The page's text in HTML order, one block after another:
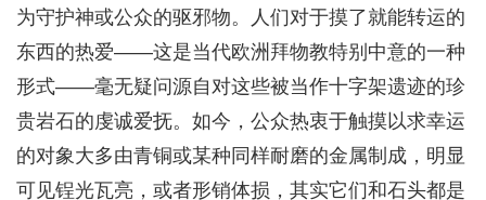
为守护神或公众的驱邪物。人们对于摸了就能转运的
东西的热爱——这是当代欧洲拜物教特别中意的一种
形式——毫无疑问源自对这些被当作十字架遗迹的珍
贵岩石的虔诚爱抚。如今，公众热衷于触摸以求幸运
的对象大多由青铜或某种同样耐磨的金属制成，明显
可见锃光瓦亮，或者形销体损，其实它们和石头都是